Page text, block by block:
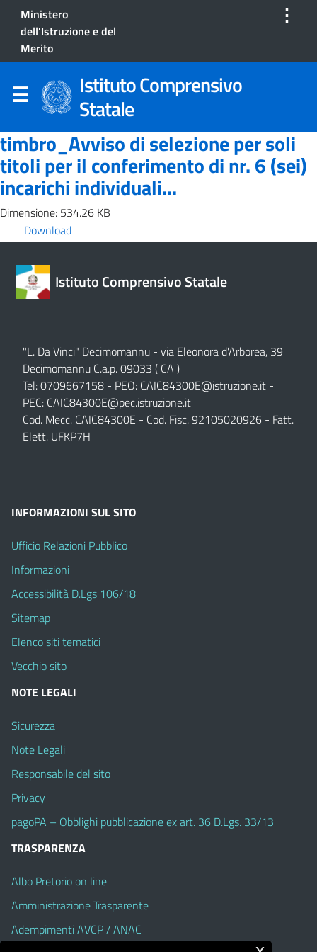
Ministero
dell'Istruzione e del
Merito
⋮
Istituto Comprensivo
Statale
timbro_Avviso di selezione per soli
titoli per il conferimento di nr. 6 (sei)
incarichi individuali...
Dimensione: 534.26 KB
Download
Istituto Comprensivo Statale
"L. Da Vinci" Decimomannu - via Eleonora d'Arborea, 39
Decimomannu C.a.p. 09033 ( CA )
Tel: 0709667158 - PEO: CAIC84300E@istruzione.it -
PEC: CAIC84300E@pec.istruzione.it
Cod. Mecc. CAIC84300E - Cod. Fisc. 92105020926 - Fatt.
Elett. UFKP7H
INFORMAZIONI SUL SITO
Ufficio Relazioni Pubblico
Informazioni
Accessibilità D.Lgs 106/18
Sitemap
Elenco siti tematici
Vecchio sito
NOTE LEGALI
Sicurezza
Note Legali
Responsabile del sito
Privacy
pagoPA – Obblighi pubblicazione ex art. 36 D.Lgs. 33/13
TRASPARENZA
Albo Pretorio on line
Amministrazione Trasparente
Adempimenti AVCP / ANAC